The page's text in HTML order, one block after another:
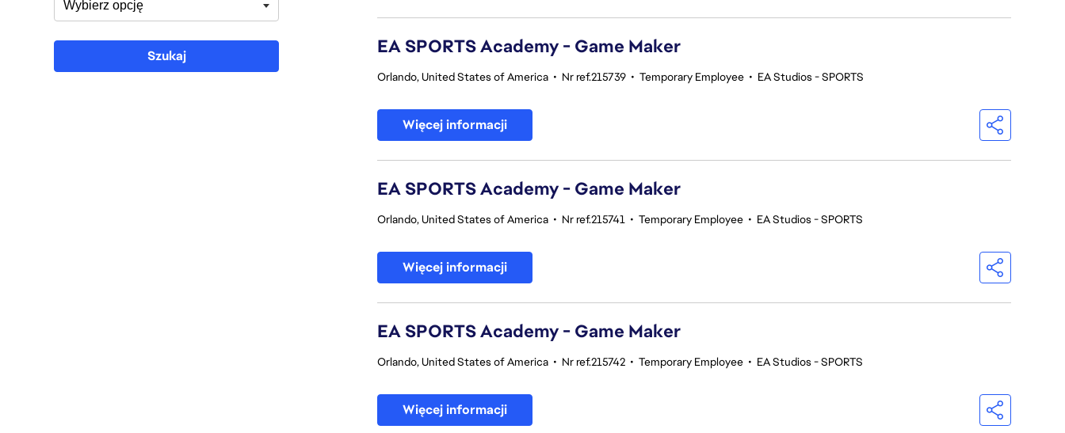
Szukaj EA SPORTS Academy - Game Maker
Orlando, United States of America • Nr ref.215739 • Temporary Employee • EA Studios - SPORTS
Więcej informacji
EA SPORTS Academy - Game Maker
Orlando, United States of America • Nr ref.215741 • Temporary Employee • EA Studios - SPORTS
Więcej informacji
EA SPORTS Academy - Game Maker
Orlando, United States of America • Nr ref.215742 • Temporary Employee • EA Studios - SPORTS
Więcej informacji